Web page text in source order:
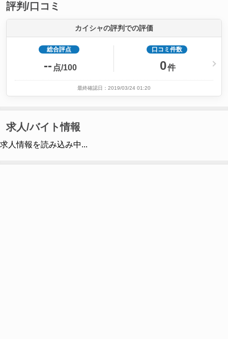
評判/口コミ
カイシャの評判での評価
総合評点
-- 点/100
口コミ件数
0件
最終確認日：2019/03/24 01:20
求人/バイト情報
求人情報を読み込み中...